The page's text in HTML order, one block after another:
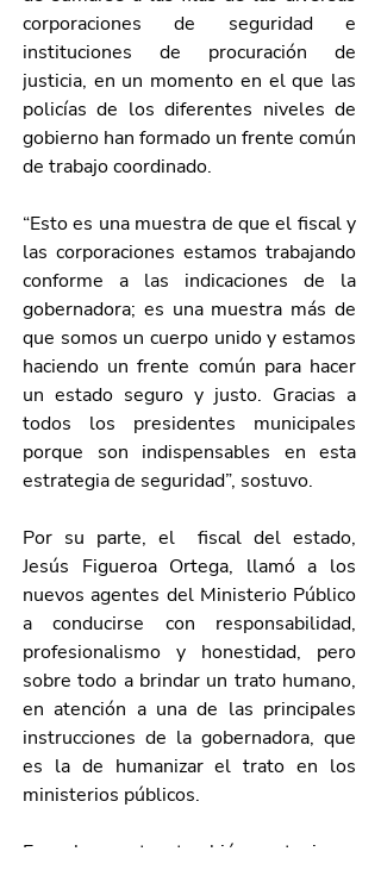
corporaciones de seguridad e
instituciones de procuración de
justicia, en un momento en el que las
policías de los diferentes niveles de
gobierno han formado un frente común
de trabajo coordinado.
“Esto es una muestra de que el fiscal y
las corporaciones estamos trabajando
conforme a las indicaciones de la
gobernadora; es una muestra más de
que somos un cuerpo unido y estamos
haciendo un frente común para hacer
un estado seguro y justo. Gracias a
todos los presidentes municipales
porque son indispensables en esta
estrategia de seguridad”, sostuvo.
Por su parte, el  fiscal del estado,
Jesús Figueroa Ortega, llamó a los
nuevos agentes del Ministerio Público
a conducirse con responsabilidad,
profesionalismo y honestidad, pero
sobre todo a brindar un trato humano,
en atención a una de las principales
instrucciones de la gobernadora, que
es la de humanizar el trato en los
ministerios públicos.
En el evento también estuvieron